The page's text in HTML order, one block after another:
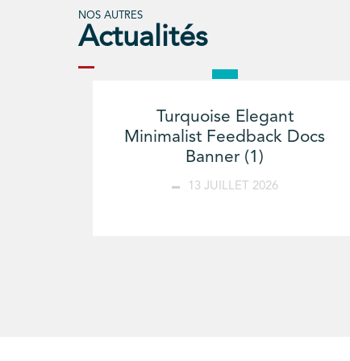
NOS AUTRES
Actualités
Turquoise Elegant
Minimalist Feedback Docs
Banner (1)
13 JUILLET 2026